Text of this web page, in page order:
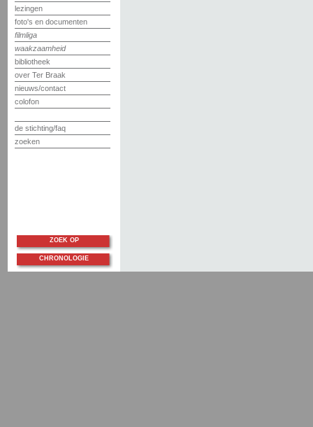
lezingen
foto's en documenten
filmliga
waakzaamheid
bibliotheek
over Ter Braak
nieuws/contact
colofon
de stichting/faq
zoeken
ZOEK OP
CHRONOLOGIE